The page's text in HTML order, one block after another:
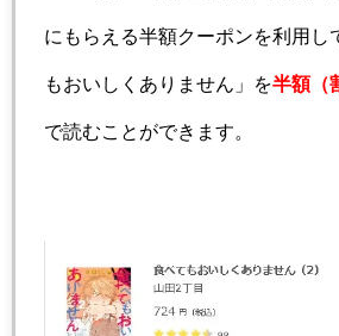
にもらえる半額クーポンを利用し
もおいしくありません」を半額（
で読むことができます。